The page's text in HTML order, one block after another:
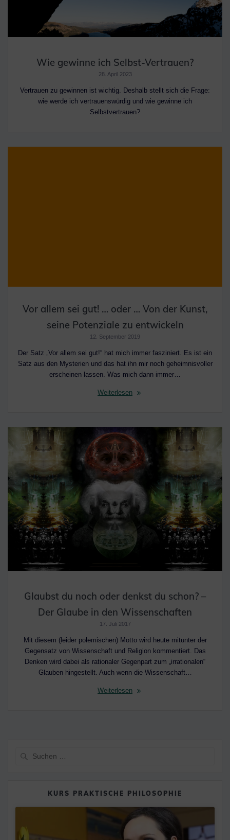
Wie gewinne ich Selbst-Vertrauen?
28. April 2023
Vertrauen zu gewinnen ist wichtig. Deshalb stellt sich die Frage:
wie werde ich vertrauenswürdig und wie gewinne ich
Selbstvertrauen?
Vor allem sei gut! … oder … Von der Kunst,
seine Potenziale zu entwickeln
12. September 2019
Der Satz „Vor allem sei gut!“ hat mich immer fasziniert. Es ist ein
Satz aus den Mysterien und das hat ihn mir noch geheimnisvoller
erscheinen lassen. Was mich dann immer…
Weiterlesen
Glaubst du noch oder denkst du schon? –
Der Glaube in den Wissenschaften
17. Juli 2017
Mit diesem (leider polemischen) Motto wird heute mitunter der
Gegensatz von Wissenschaft und Religion kommentiert. Das
Denken wird dabei als rationaler Gegenpart zum „irrationalen“
Glauben hingestellt. Auch wenn die Wissenschaft…
Weiterlesen
KURS PRAKTISCHE PHILOSOPHIE